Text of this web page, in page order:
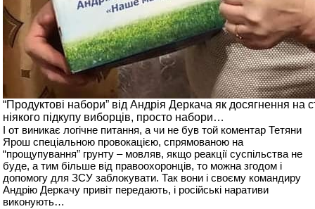
“Продуктові набори” від Андрія Деркача як досягнення на
ніякого підкупу виборців, просто набори…
І от виникає логічне питання, а чи не був той коментар Тетяни
Ярош спеціальною провокацією, спрямованою на
“прощупування” грунту – мовляв, якщо реакції суспільства не
буде, а тим більше від правоохоронців, то можна згодом і
допомогу для ЗСУ заблокувати. Так вони і своєму командиру
Андрію Деркачу привіт передають, і російські наративи
виконують…